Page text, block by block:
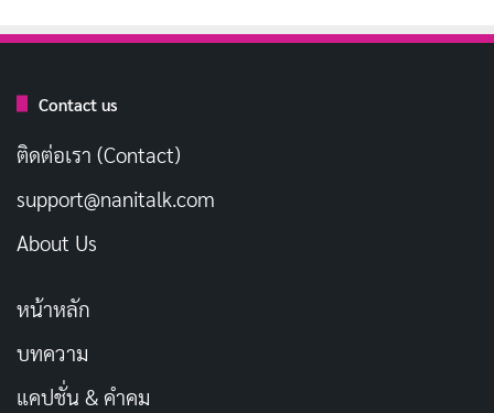
Contact us
ติดต่อเรา (Contact)
support@nanitalk.com
About Us
หน้าหลัก
บทความ
แคปชั่น & คำคม